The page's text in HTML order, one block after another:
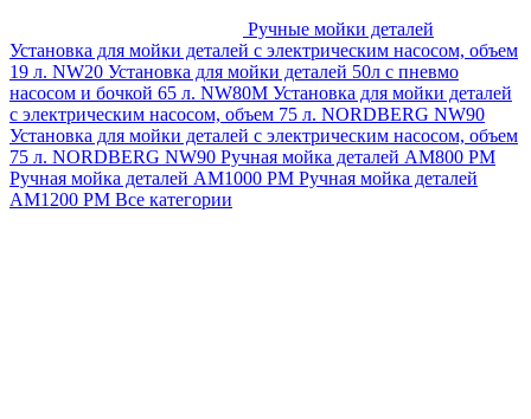
Ручные мойки деталей
Установка для мойки деталей с электрическим насосом, объем
19 л. NW20 Установка для мойки деталей 50л с пневмо
насосом и бочкой 65 л. NW80M Установка для мойки деталей
с электрическим насосом, объем 75 л. NORDBERG NW90
Установка для мойки деталей с электрическим насосом, объем
75 л. NORDBERG NW90 Ручная мойка деталей АМ800 РМ
Ручная мойка деталей АМ1000 РМ Ручная мойка деталей
АМ1200 РМ Все категории